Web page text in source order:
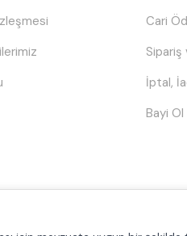
Cari
İptal,
Bayi Ol